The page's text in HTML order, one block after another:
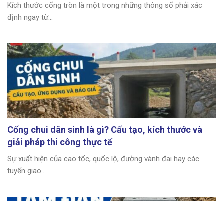
Kích thước cống tròn là một trong những thông số phải xác
định ngay từ...
Cống chui dân sinh là gì? Cấu tạo, kích thước và
giải pháp thi công thực tế
Sự xuất hiện của cao tốc, quốc lộ, đường vành đai hay các
tuyến giao...